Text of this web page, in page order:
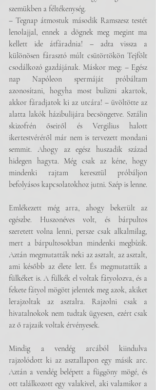
szemükben a féltékenység.
– Tegnap átmostuk második Ramszesz testét
lenolajjal, ennek a dögnek meg megint ma
kellett ide átfáradnia! – adta vissza a
különösen fárasztó múlt csütörtökön Tejfölt
csodálkozó gazdájának. Máskor meg: – Egész
nap Napóleon spermáját próbáltam
azonosítani, hogyha most bulizni akartok,
akkor fáradjatok ki az utcára! – üvöltötte az
alatta lakók házibulijára becsöngetve. Sztálin
skizofrén őseiről és Vergilius halott
ikertestvéréről már nem is tervezett mondani
semmit. Ahogy az egész huszadik század
hidegen hagyta. Még csak az kéne, hogy
mindenki rajtam keresztül próbáljon
Emlékezett még arra, ahogy bekerült az
egészbe. Huszonéves volt, és bárpultos
szeretett volna lenni, persze csak alkalmilag,
mert a bárpultosokban mindenki megbízik.
Aztán megmutatták neki az asztalt, az asztalt,
ami később az élete lett. És megmutatták a
fülkéket is. A fülkék el voltak fátyolozva, és a
fekete fátyol mögött jelentek meg azok, akiket
lerajzoltak az asztalra. Rajzolni csak a
hivatalnokok nem tudtak ügyesen, ezért csak
az ő rajzaik voltak érvényesek.
Mindig a vendég arcából kiindulva
rajzolódott ki az asztallapon egy másik arc.
Aztán a vendég belépett a függöny mögé, és
ott találkozott egy valakivel, aki valamikor a